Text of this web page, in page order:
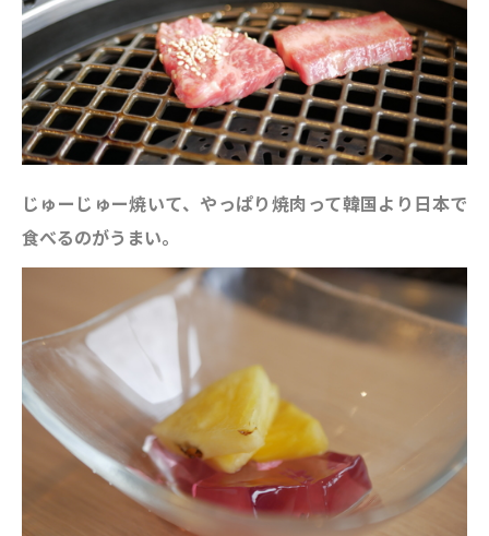
じゅーじゅー焼いて、やっぱり焼肉って韓国より日本で
食べるのがうまい。